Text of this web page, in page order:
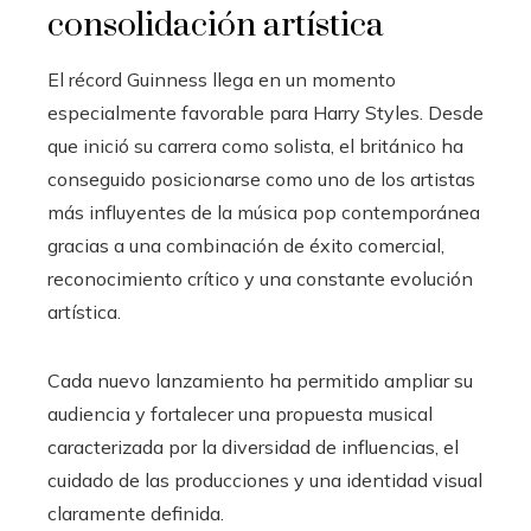
consolidación artística
El récord Guinness llega en un momento
especialmente favorable para Harry Styles. Desde
que inició su carrera como solista, el británico ha
conseguido posicionarse como uno de los artistas
más influyentes de la música pop contemporánea
gracias a una combinación de éxito comercial,
reconocimiento crítico y una constante evolución
artística.
Cada nuevo lanzamiento ha permitido ampliar su
audiencia y fortalecer una propuesta musical
caracterizada por la diversidad de influencias, el
cuidado de las producciones y una identidad visual
claramente definida.